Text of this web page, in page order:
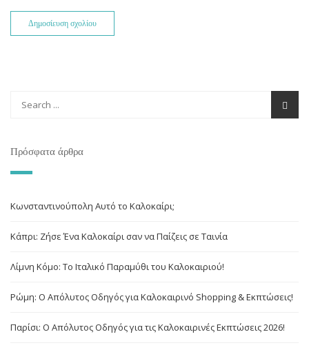
Πρόσφατα άρθρα
Κωνσταντινούπολη Αυτό το Καλοκαίρι;
Κάπρι: Ζήσε Ένα Καλοκαίρι σαν να Παίζεις σε Ταινία
Λίμνη Κόμο: Το Ιταλικό Παραμύθι του Καλοκαιριού!
Ρώμη: Ο Απόλυτος Οδηγός για Καλοκαιρινό Shopping & Εκπτώσεις!
Παρίσι: Ο Απόλυτος Οδηγός για τις Καλοκαιρινές Εκπτώσεις 2026!